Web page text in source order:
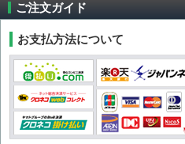
ご注文ガイド
お支払方法について